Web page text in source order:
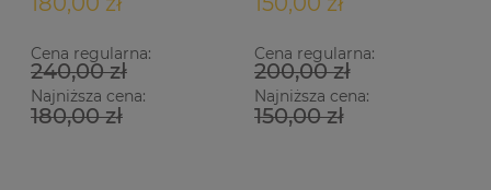
Cena regularna:
240,00 zł
Najniższa cena:
180,00 zł
Cena regularna:
200,00 zł
Najniższa cena:
150,00 zł